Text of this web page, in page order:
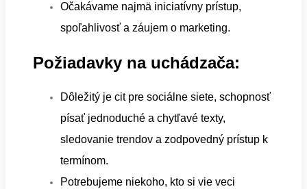
Očakávame najmä iniciatívny prístup,
spoľahlivosť a záujem o marketing.
Požiadavky na uchádzača:
Dôležitý je cit pre sociálne siete, schopnosť
písať jednoduché a chytľavé texty,
sledovanie trendov a zodpovedný prístup k
termínom.
Potrebujeme niekoho, kto si vie veci